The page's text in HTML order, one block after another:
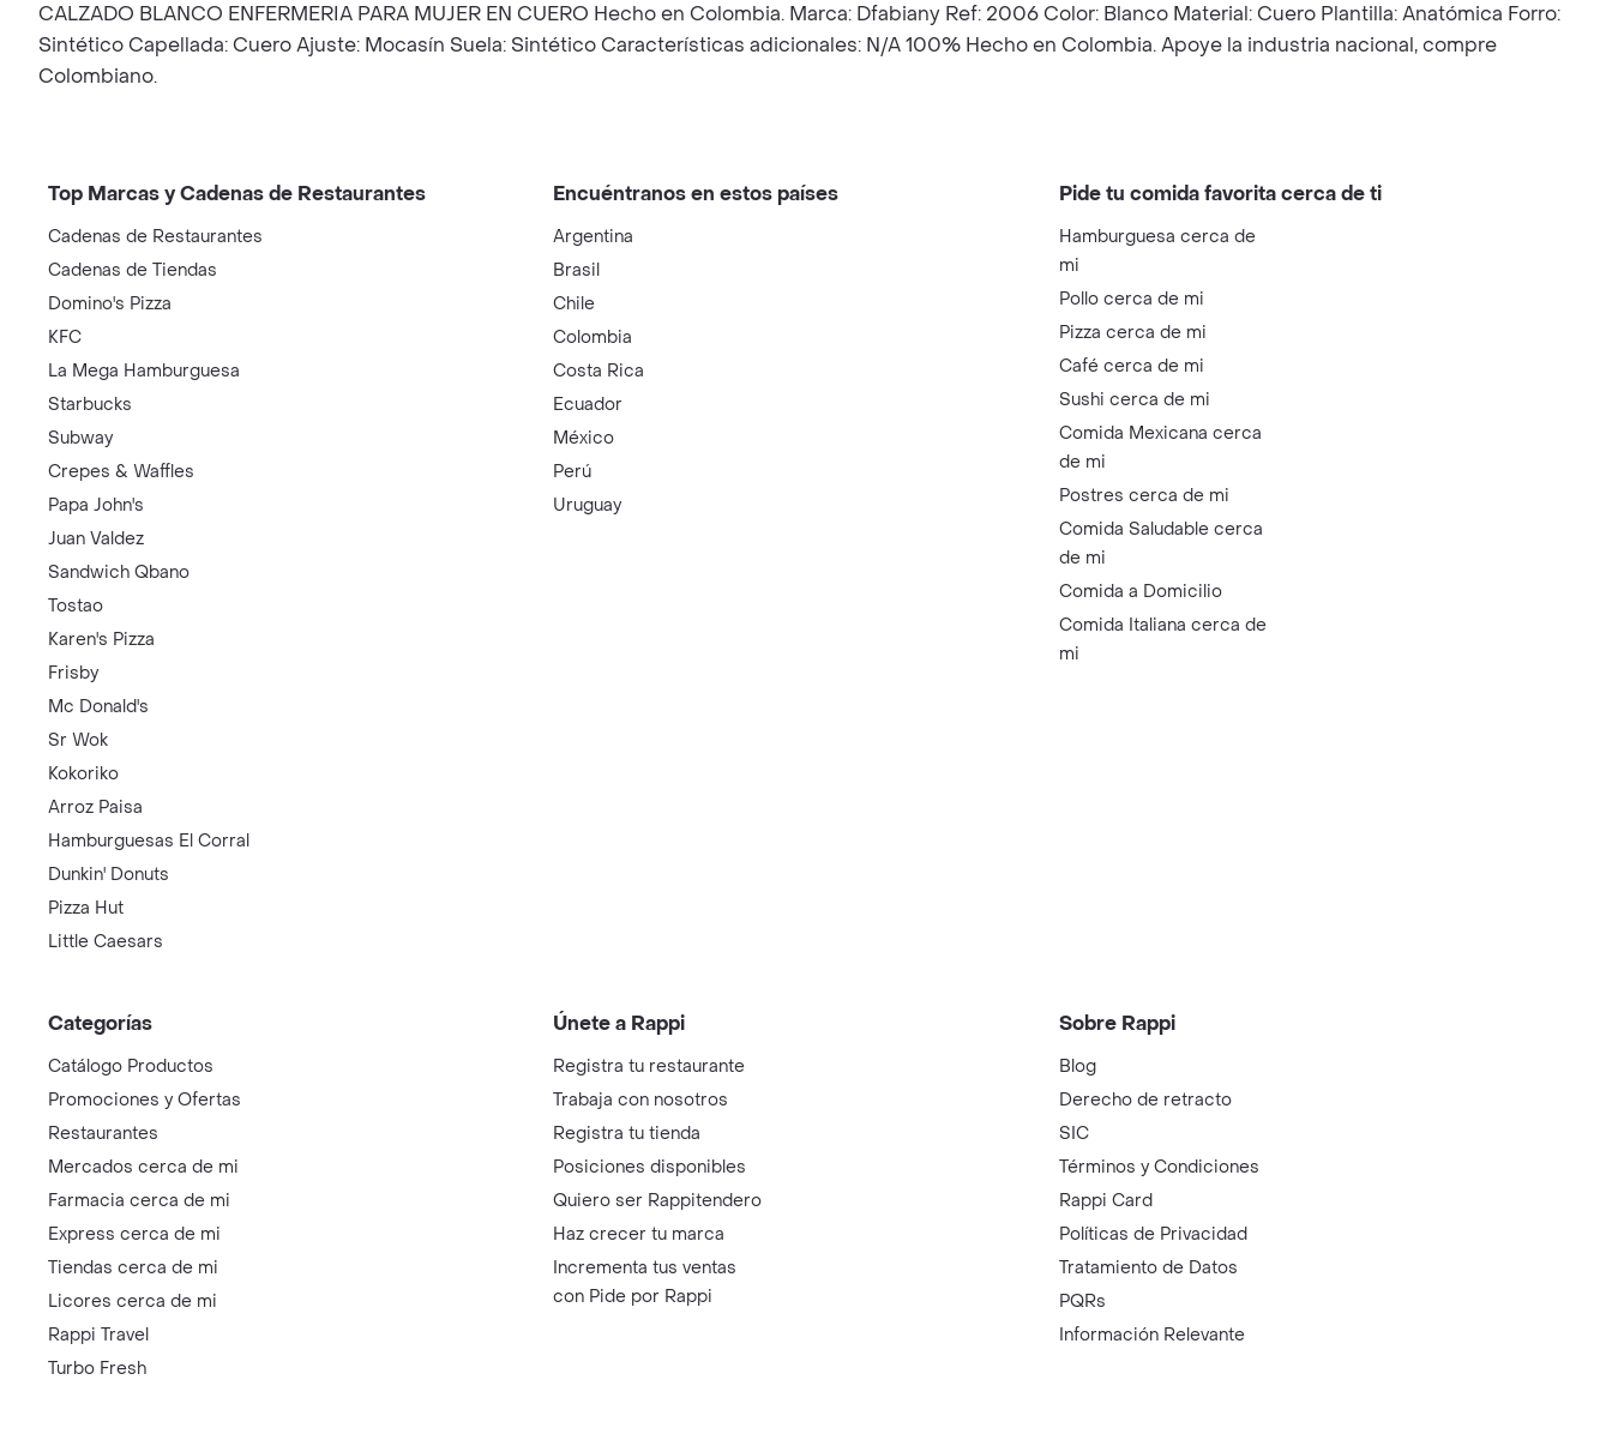
CALZADO BLANCO ENFERMERIA PARA MUJER EN CUERO Hecho en Colombia. Marca: Dfabiany Ref: 2006 Color: Blanco Material: Cuero Plantilla: Anatómica Forro:
Sintético Capellada: Cuero Ajuste: Mocasín Suela: Sintético Características adicionales: N/A 100% Hecho en Colombia. Apoye la industria nacional, compre
Colombiano.
Top Marcas y Cadenas de Restaurantes
Cadenas de Restaurantes
Cadenas de Tiendas
Domino's Pizza
KFC
La Mega Hamburguesa
Starbucks
Subway
Crepes & Waffles
Papa John's
Juan Valdez
Sandwich Qbano
Tostao
Karen's Pizza
Frisby
Mc Donald's
Sr Wok
Kokoriko
Arroz Paisa
Hamburguesas El Corral
Dunkin' Donuts
Pizza Hut
Little Caesars
Encuéntranos en estos países
Argentina
Brasil
Chile
Colombia
Costa Rica
Ecuador
México
Perú
Uruguay
Pide tu comida favorita cerca de ti
Hamburguesa cerca de
mi
Pollo cerca de mi
Pizza cerca de mi
Café cerca de mi
Sushi cerca de mi
Comida Mexicana cerca
de mi
Postres cerca de mi
Comida Saludable cerca
de mi
Comida a Domicilio
Comida Italiana cerca de
mi
Categorías
Catálogo Productos
Promociones y Ofertas
Restaurantes
Mercados cerca de mi
Farmacia cerca de mi
Express cerca de mi
Tiendas cerca de mi
Licores cerca de mi
Rappi Travel
Turbo Fresh
Únete a Rappi
Registra tu restaurante
Trabaja con nosotros
Registra tu tienda
Posiciones disponibles
Quiero ser Rappitendero
Haz crecer tu marca
Incrementa tus ventas
con Pide por Rappi
Sobre Rappi
Blog
Derecho de retracto
SIC
Términos y Condiciones
Rappi Card
Políticas de Privacidad
Tratamiento de Datos
PQRs
Información Relevante